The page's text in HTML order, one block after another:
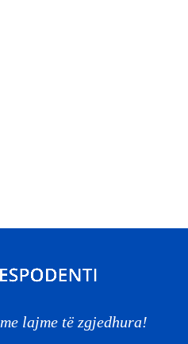
lajme të zgjedhura!